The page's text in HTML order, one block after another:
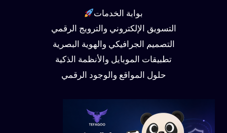
بوابة الخدمات
التسويق الإلكتروني والترويج الرقمي
التصميم الجرافيكي والهوية البصرية
تطبيقات الموبايل والأنظمة الذكية
حلول المواقع والوجود الرقمي